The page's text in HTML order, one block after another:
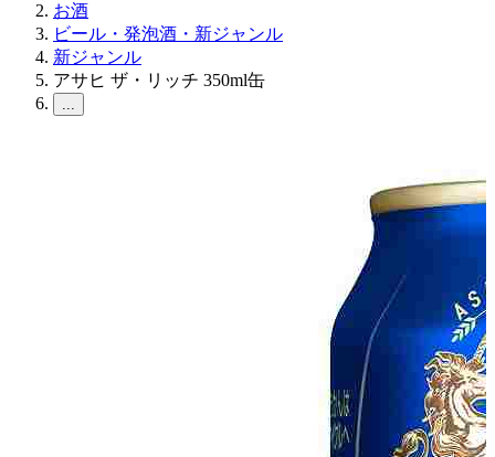
お酒
ビール・発泡酒・新ジャンル
新ジャンル
アサヒ ザ・リッチ 350ml缶
...